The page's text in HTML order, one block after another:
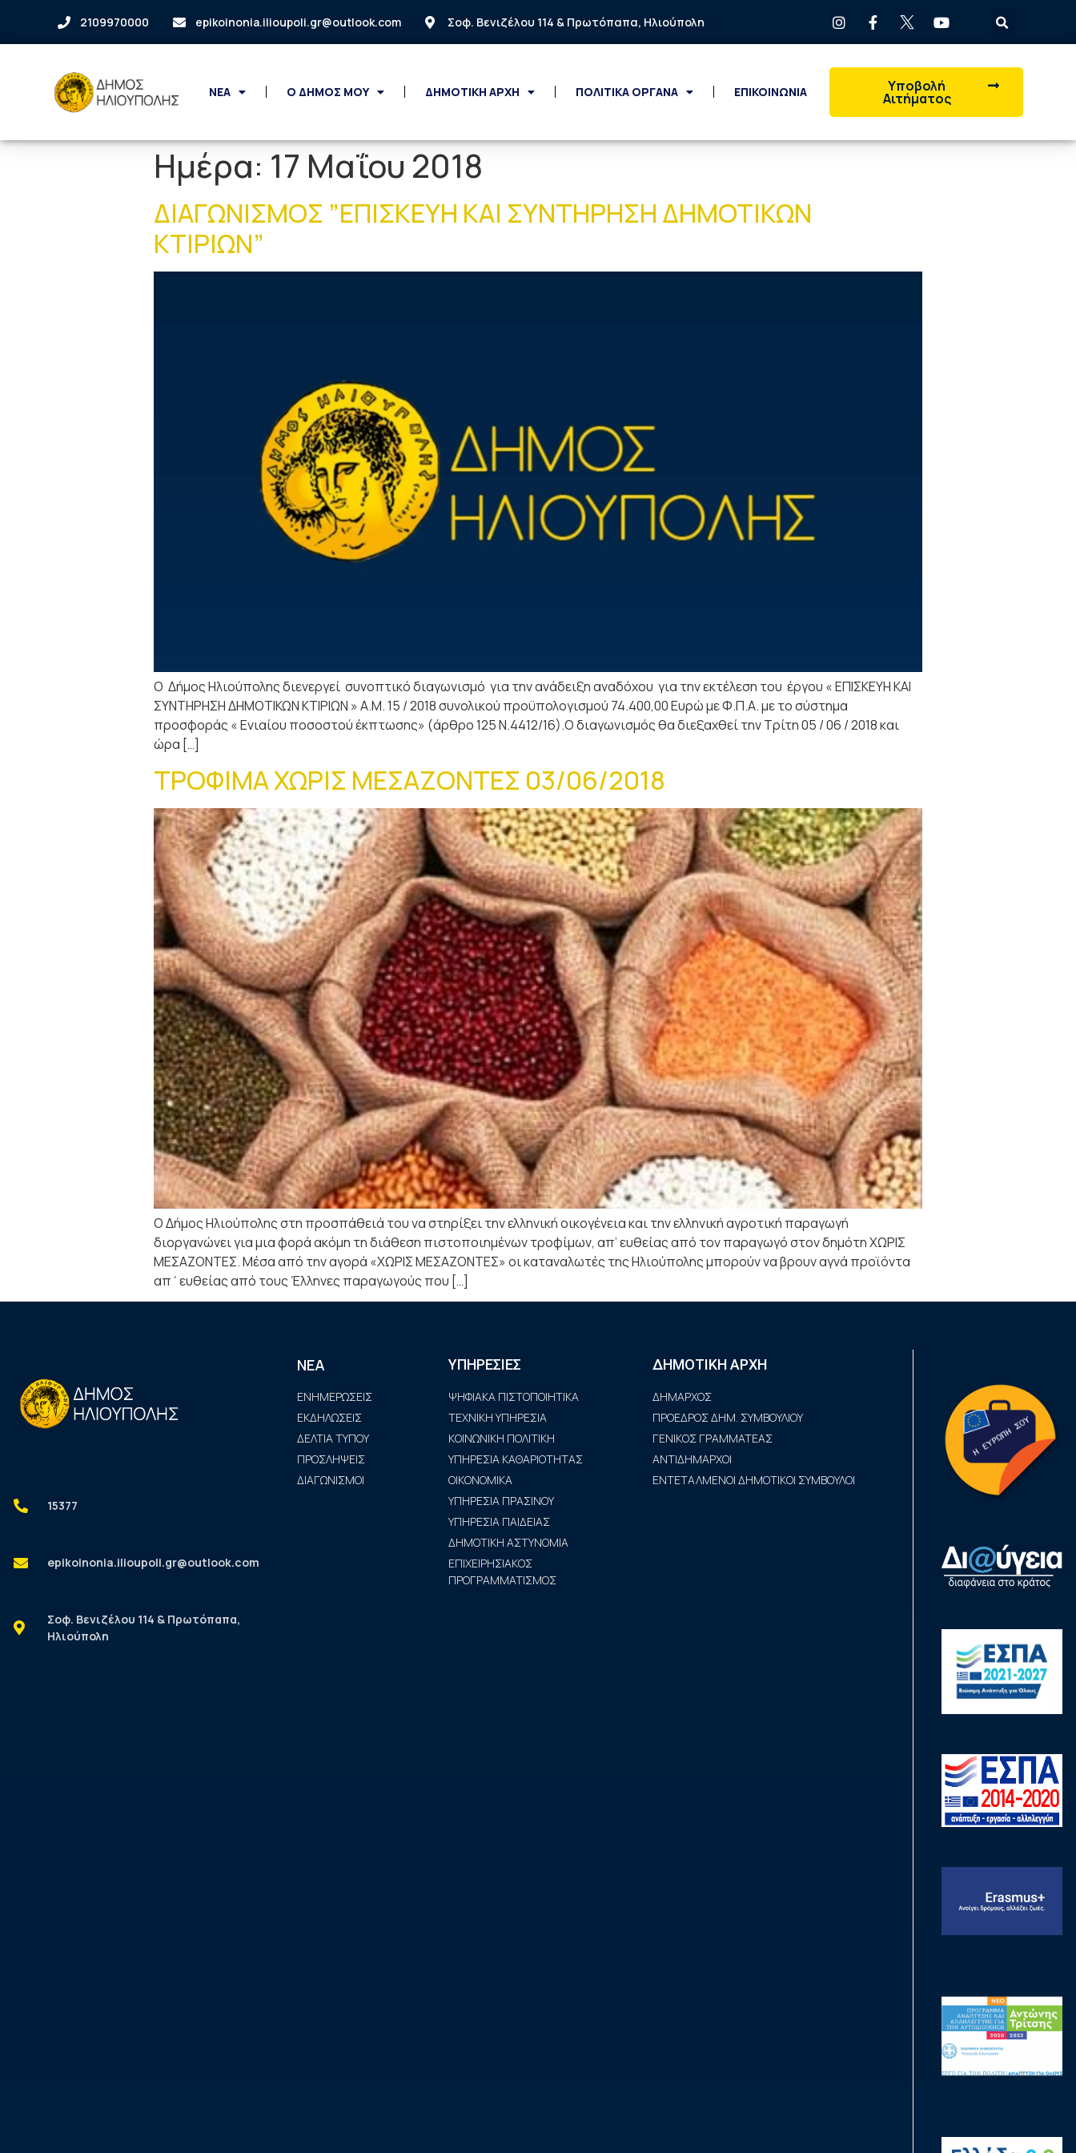
2109970000 epikoinonia.ilioupoli.gr@outlook.com Σοφ. Βενιζέλου 114 & Πρωτόπαπα, Ηλιούπολη
ΝΕΑ Ο ΔΗΜΟΣ ΜΟΥ ΔΗΜΟΤΙΚΗ ΑΡΧΗ ΠΟΛΙΤΙΚΑ ΟΡΓΑΝΑ ΕΠΙΚΟΙΝΩΝΙΑ Υποβολή
Αιτήματος
Ημέρα: 17 Μαΐου 2018
ΔΙΑΓΩΝΙΣΜΟΣ ”ΕΠΙΣΚΕΥΗ ΚΑΙ ΣΥΝΤΗΡΗΣΗ ΔΗΜΟΤΙΚΩΝ
ΚΤΙΡΙΩΝ”
Ο Δήμος Ηλιούπολης διενεργεί συνοπτικό διαγωνισμό για την ανάδειξη αναδόχου για την εκτέλεση του έργου « ΕΠΙΣΚΕΥΗ ΚΑΙ
ΣΥΝΤΗΡΗΣΗ ΔΗΜΟΤΙΚΩΝ ΚΤΙΡΙΩΝ » Α.Μ. 15 / 2018 συνολικού προϋπολογισμού 74.400,00 Ευρώ με Φ.Π.Α. με το σύστημα
προσφοράς « Ενιαίου ποσοστού έκπτωσης» (άρθρο 125 Ν.4412/16).Ο διαγωνισμός θα διεξαχθεί την Τρίτη 05 / 06 / 2018 και
ώρα […]
ΤΡΟΦΙΜΑ ΧΩΡΙΣ ΜΕΣΑΖΟΝΤΕΣ 03/06/2018
Ο Δήμος Ηλιούπολης στη προσπάθειά του να στηρίξει την ελληνική οικογένεια και την ελληνική αγροτική παραγωγή
διοργανώνει για μια φορά ακόμη τη διάθεση πιστοποιημένων τροφίμων, απ’ ευθείας από τον παραγωγό στον δημότη ΧΩΡΙΣ
ΜΕΣΑΖΟΝΤΕΣ. Μέσα από την αγορά «ΧΩΡΙΣ ΜΕΣΑΖΟΝΤΕΣ» οι καταναλωτές της Ηλιούπολης μπορούν να βρουν αγνά προϊόντα
απ΄ευθείας από τους Έλληνες παραγωγούς που […]
15377
epikoinonia.ilioupoli.gr@outlook.com
Σοφ. Βενιζέλου 114 & Πρωτόπαπα,
Ηλιούπολη
ΝΕΑ
ΕΝΗΜΕΡΩΣΕΙΣ
ΕΚΔΗΛΩΣΕΙΣ
ΔΕΛΤΙΑ ΤΥΠΟΥ
ΠΡΟΣΛΗΨΕΙΣ
ΔΙΑΓΩΝΙΣΜΟΙ
ΥΠΗΡΕΣΙΕΣ
ΨΗΦΙΑΚΑ ΠΙΣΤΟΠΟΙΗΤΙΚΑ
ΤΕΧΝΙΚΗ ΥΠΗΡΕΣΙΑ
ΚΟΙΝΩΝΙΚΗ ΠΟΛΙΤΙΚΗ
ΥΠΗΡΕΣΙΑ ΚΑΘΑΡΙΟΤΗΤΑΣ
ΟΙΚΟΝΟΜΙΚΑ
ΥΠΗΡΕΣΙΑ ΠΡΑΣΙΝΟΥ
ΥΠΗΡΕΣΙΑ ΠΑΙΔΕΙΑΣ
ΔΗΜΟΤΙΚΗ ΑΣΤΥΝΟΜΙΑ
ΕΠΙΧΕΙΡΗΣΙΑΚΟΣ
ΠΡΟΓΡΑΜΜΑΤΙΣΜΟΣ
ΔΗΜΟΤΙΚΗ ΑΡΧΗ
ΔΗΜΑΡΧΟΣ
ΠΡΟΕΔΡΟΣ ΔΗΜ. ΣΥΜΒΟΥΛΙΟΥ
ΓΕΝΙΚΟΣ ΓΡΑΜΜΑΤΕΑΣ
ΑΝΤΙΔΗΜΑΡΧΟΙ
ΕΝΤΕΤΑΛΜΕΝΟΙ ΔΗΜΟΤΙΚΟΙ ΣΥΜΒΟΥΛΟΙ